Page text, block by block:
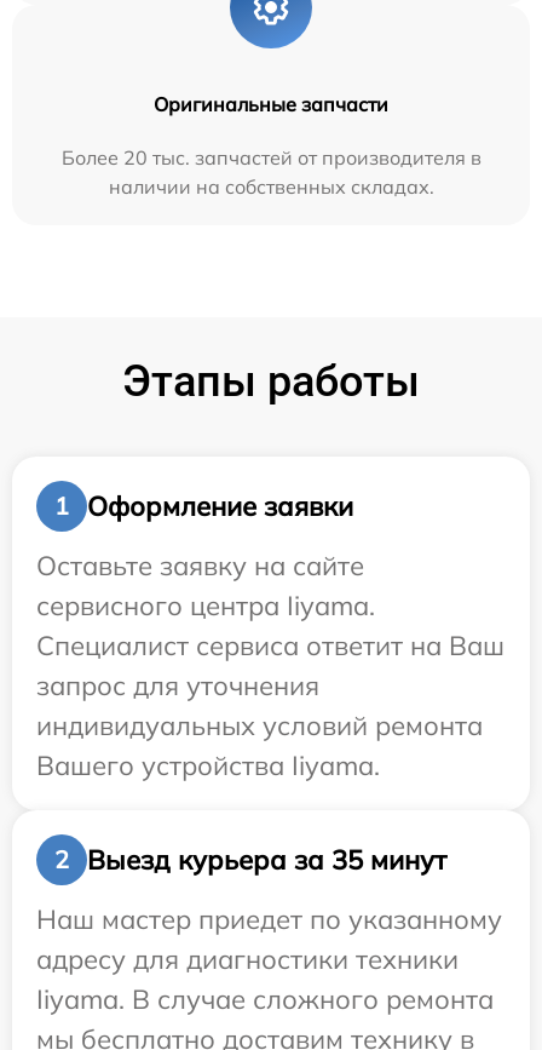
Оригинальные запчасти
Более 20 тыс. запчастей от производителя в
наличии на собственных складах.
Этапы работы
1
Оформление заявки
Оставьте заявку на сайте
сервисного центра Iiyama.
Специалист сервиса ответит на Ваш
запрос для уточнения
индивидуальных условий ремонта
Вашего устройства Iiyama.
2
Выезд курьера за 35 минут
Наш мастер приедет по указанному
адресу для диагностики техники
Iiyama. В случае сложного ремонта
мы бесплатно доставим технику в